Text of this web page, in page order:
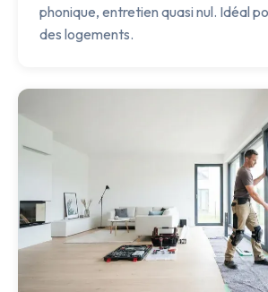
phonique, entretien quasi nul. Idéal
des logements.